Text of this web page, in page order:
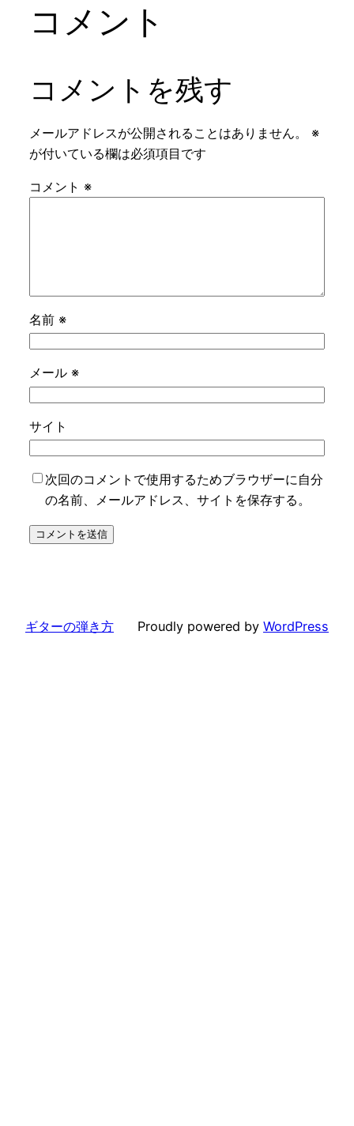
コメント
コメントを残す
メールアドレスが公開されることはありません。
※
が付いている欄は必須項目です
コメント ※
名前 ※
メール ※
サイト
次回のコメントで使用するためブラウザーに自分
の名前、メールアドレス、サイトを保存する。
ギターの弾き方 Proudly powered by WordPress